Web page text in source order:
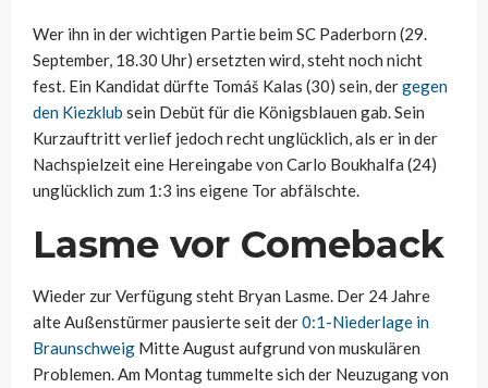
Wer ihn in der wichtigen Partie beim SC Paderborn (29.
September, 18.30 Uhr) ersetzten wird, steht noch nicht
fest. Ein Kandidat dürfte Tomáš Kalas (30) sein, dergegen
den Kiezklub sein Debüt für die Königsblauen gab. Sein
Kurzauftritt verlief jedoch recht unglücklich, als er in der
Nachspielzeit eine Hereingabe von Carlo Boukhalfa (24)
unglücklich zum 1:3 ins eigene Tor abfälschte.
Lasme vor Comeback
Wieder zur Verfügung steht Bryan Lasme. Der 24 Jahre
alte Außenstürmer pausierte seit der0:1-Niederlage in
Braunschweig Mitte August aufgrund von muskulären
Problemen. Am Montag tummelte sich der Neuzugang von